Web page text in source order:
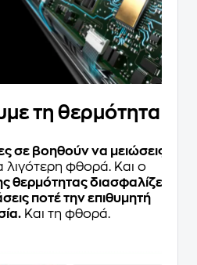
τη θερμότητα
σε βοηθούν να μειώσεις
λιγότερη φθορά. Και ο
θερμότητας διασφαλίζει
ποτέ την επιθυμητή
Και τη φθορά.